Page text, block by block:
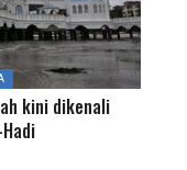
kini dikenali